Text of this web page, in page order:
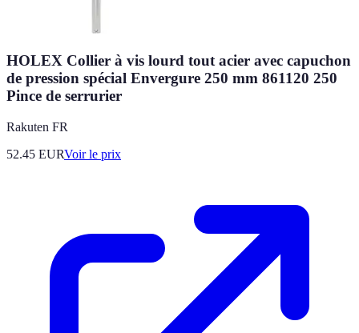
HOLEX Collier à vis lourd tout acier avec capuchon
de pression spécial Envergure 250 mm 861120 250
Pince de serrurier
Rakuten FR
52.45 EURVoir le prix